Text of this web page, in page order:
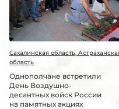
Сахалинская область,
область
Однополчане встретили
День Воздушно-
десантных войск России
на памятных акциях